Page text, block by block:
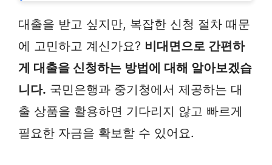
대출을 받고 싶지만, 복잡한 신청 절차 때문
에 고민하고 계신가요? 비대면으로 간편하
게 대출을 신청하는 방법에 대해 알아보겠습
니다. 국민은행과 중기청에서 제공하는 대
출 상품을 활용하면 기다리지 않고 빠르게
필요한 자금을 확보할 수 있어요.